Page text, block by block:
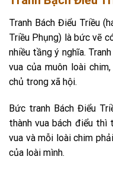
Tranh Bách Điểu Triều
Triều Phụng) là bức vẽ
nhiều tầng ý nghĩa.
vua của muôn loài
chủ trong xã hội.
Bức tranh Bách Điểu
thành vua bách điểu thì
vua và mỗi loài chim
của loài mình.